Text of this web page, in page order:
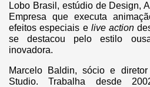
Lobo Brasil, estúdio de Design,
Empresa que executa
efeitos especiais e live action
se destacou pelo estilo
inovadora.
Marcelo Baldin, sócio e
Studio. Trabalha desde